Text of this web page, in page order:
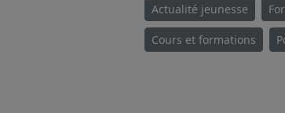
Actualité jeunesse
Cours et formations